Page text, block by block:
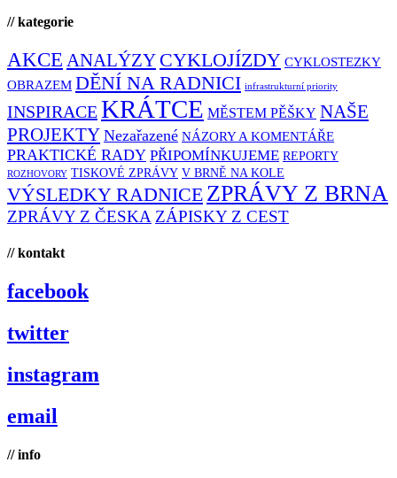
// kategorie
AKCE ANALÝZY CYKLOJÍZDY CYKLOSTEZKY
OBRAZEM DĚNÍ NA RADNICI infrastrukturní priority
INSPIRACEKRÁTCE MĚSTEM PĚŠKY NAŠE
PROJEKTY Nezařazené NÁZORY A KOMENTÁŘE
PRAKTICKÉ RADY PŘIPOMÍNKUJEME REPORTY
ROZHOVORY TISKOVÉ ZPRÁVY V BRNĚ NA KOLE
VÝSLEDKY RADNICE ZPRÁVY Z BRNA
ZPRÁVY Z ČESKA ZÁPISKY Z CEST
// kontakt
facebook
twitter
instagram
email
// info